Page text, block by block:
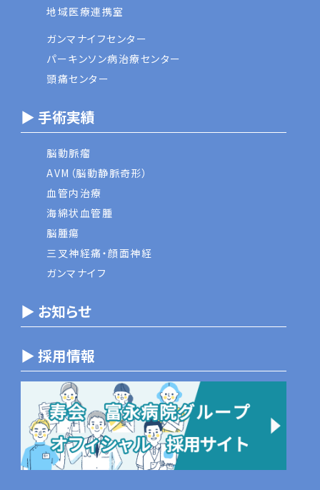
地域医療連携室
ガンマナイフセンター
パーキンソン病治療センター
頭痛センター
▶ 手術実績
脳動脈瘤
AVM（脳動静脈奇形）
血管内治療
海綿状血管腫
脳腫瘍
三叉神経痛・顔面神経
ガンマナイフ
▶ お知らせ
▶ 採用情報